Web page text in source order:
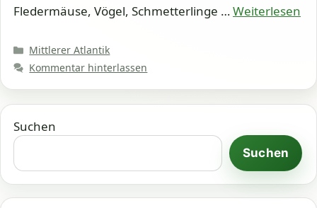
Fledermäuse, Vögel, Schmetterlinge …Weiterlesen
Kategorien
Mittlerer Atlantik
Kommentar hinterlassen
Suchen
Suchen